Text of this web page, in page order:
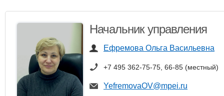
Начальник управления
Ефремова Ольга Васильевна
+7 495 362-75-75, 66-85 (местный)
YefremovaOV@mpei.ru